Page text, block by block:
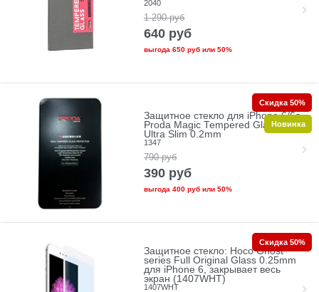
2040
1 290 руб
640 руб
выгода 650 рубили 50%
Защитное стекло для iPhone 6/6s
Proda Magic Tempered Glass 2.5D
Ultra Slim 0.2mm
1347
790 руб
390 руб
выгода 400 рубили 50%
Скидка 50%
Новинка
Защитное стекло: Hoco Ghost
series Full Original Glass 0.25mm
для iPhone 6, закрывает весь
экран (1407WHT)
1407WHT
Скидка 50%